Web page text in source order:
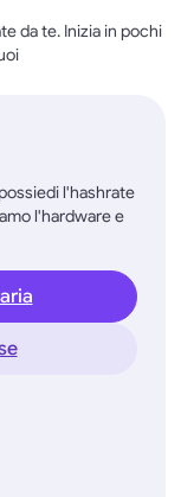
da te. Inizia in pochi
l'hashrate
l'hardware e